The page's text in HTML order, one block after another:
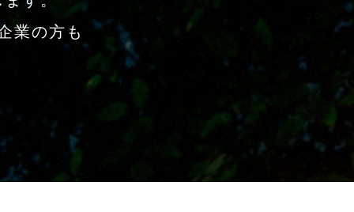
業の方も